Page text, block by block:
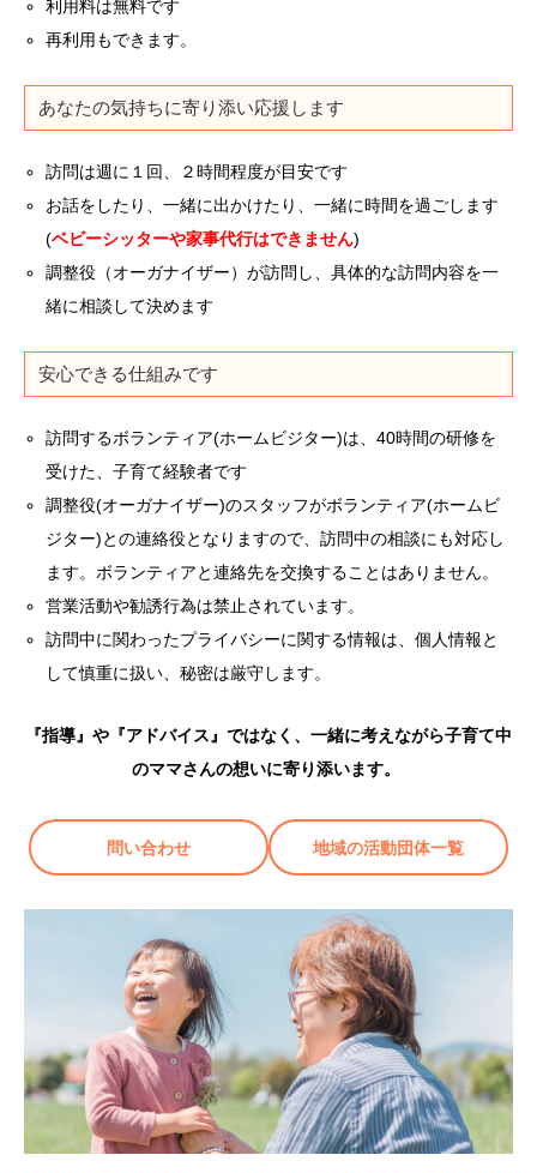
利用料は無料です
再利用もできます。
あなたの気持ちに寄り添い応援します
訪問は週に１回、２時間程度が目安です
お話をしたり、一緒に出かけたり、一緒に時間を過ごします
(ベビーシッターや家事代行はできません)
調整役（オーガナイザー）が訪問し、具体的な訪問内容を一
緒に相談して決めます
安心できる仕組みです
訪問するボランティア(ホームビジター)は、40時間の研修を
受けた、子育て経験者です
調整役(オーガナイザー)のスタッフがボランティア(ホームビ
ジター)との連絡役となりますので、訪問中の相談にも対応し
ます。ボランティアと連絡先を交換することはありません。
営業活動や勧誘行為は禁止されています。
訪問中に関わったプライバシーに関する情報は、個人情報と
して慎重に扱い、秘密は厳守します。
『指導』や『アドバイス』ではなく、一緒に考えながら子育て中
のママさんの想いに寄り添います。
問い合わせ 地域の活動団体一覧